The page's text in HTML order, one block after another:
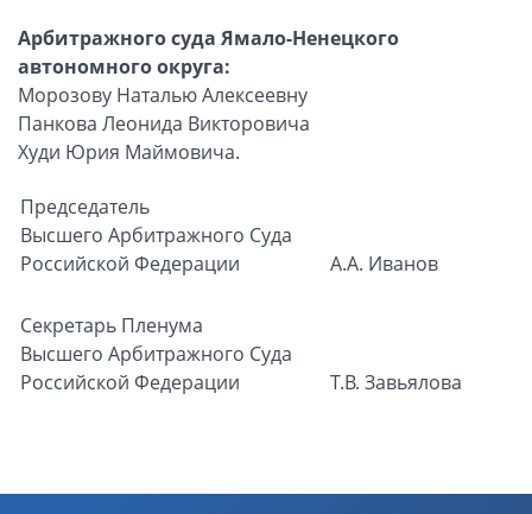
Арбитражного суда Ямало-Ненецкого
автономного округа:
Морозову Наталью Алексеевну
Панкова Леонида Викторовича
Худи Юрия Маймовича.
Председатель
Высшего Арбитражного Суда
Российской Федерации
А.А. Иванов
Секретарь Пленума
Высшего Арбитражного Суда
Российской Федерации
Т.В. Завьялова